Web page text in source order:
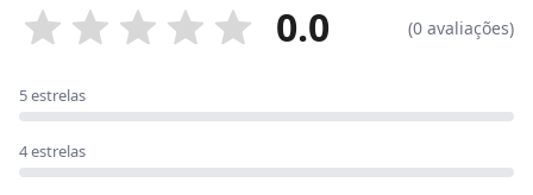
0.0 (0 avaliações)
5 estrelas
4 estrelas